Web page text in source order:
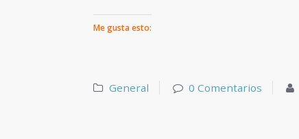
Me gusta esto:
General 0 Comentarios